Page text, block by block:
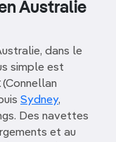
Australie
dans le
simple est
(Connellan
Sydney,
Des navettes
et au